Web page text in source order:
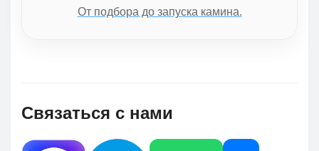
От подбора до запуска камина.
Связаться с нами